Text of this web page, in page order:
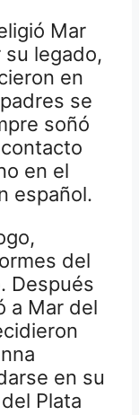
Mar
su legado,
en
se
soñó
en el
español.
del
Después
a Mar del
en su
Plata